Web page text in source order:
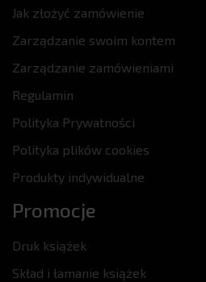
Jak złożyć zamówienie
Zarządzanie swoim kontem
Zarządzanie zamówieniami
Regulamin
Polityka Prywatności
Polityka plików cookies
Produkty indywidualne
Promocje
Druk książek
Skład i łamanie książek